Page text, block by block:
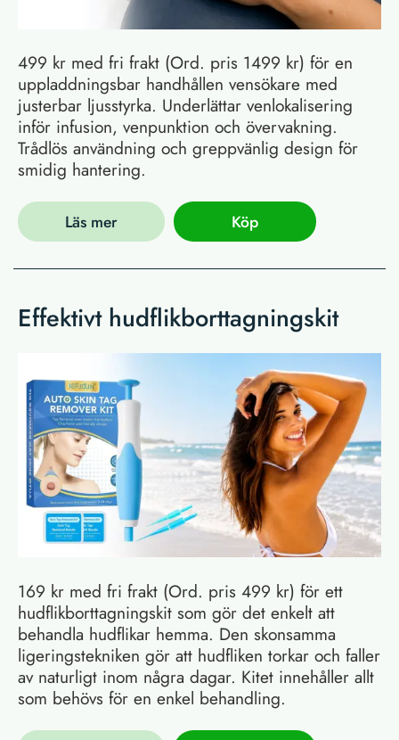
499 kr med fri frakt (Ord. pris 1499 kr) för en
uppladdningsbar handhållen vensökare med
justerbar ljusstyrka. Underlättar venlokalisering
inför infusion, venpunktion och övervakning.
Trådlös användning och greppvänlig design för
smidig hantering.
Läs mer Köp
Effektivt hudflikborttagningskit
169 kr med fri frakt (Ord. pris 499 kr) för ett
hudflikborttagningskit som gör det enkelt att
behandla hudflikar hemma. Den skonsamma
ligeringstekniken gör att hudfliken torkar och faller
av naturligt inom några dagar. Kitet innehåller allt
som behövs för en enkel behandling.